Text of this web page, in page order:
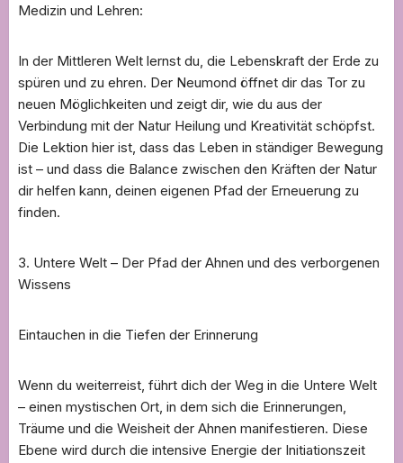
Medizin und Lehren:
In der Mittleren Welt lernst du, die Lebenskraft der Erde zu
spüren und zu ehren. Der Neumond öffnet dir das Tor zu
neuen Möglichkeiten und zeigt dir, wie du aus der
Verbindung mit der Natur Heilung und Kreativität schöpfst.
Die Lektion hier ist, dass das Leben in ständiger Bewegung
ist – und dass die Balance zwischen den Kräften der Natur
dir helfen kann, deinen eigenen Pfad der Erneuerung zu
finden.
3. Untere Welt – Der Pfad der Ahnen und des verborgenen
Wissens
Eintauchen in die Tiefen der Erinnerung
Wenn du weiterreist, führt dich der Weg in die Untere Welt
– einen mystischen Ort, in dem sich die Erinnerungen,
Träume und die Weisheit der Ahnen manifestieren. Diese
Ebene wird durch die intensive Energie der Initiationszeit